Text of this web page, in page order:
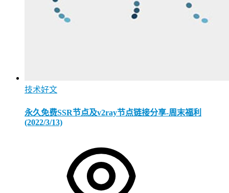
技术好文
永久免费SSR节点及v2ray节点链接分享-周末福利
(2022/3/13)